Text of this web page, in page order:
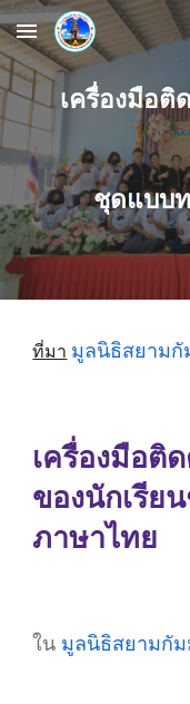
Skip to main content
เครื่องมือ
ชุดแบบ
ที่มา มูลนิธิสยามกั
เครื่องมือติ
ของนักเรีย
ภาษาไทย
ใน มูลนิธิสยามกัม